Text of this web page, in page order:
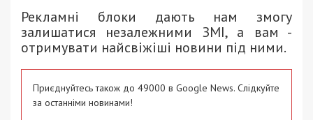
Рекламні блоки дають нам змогу
залишатися незалежними ЗМІ, а вам -
отримувати найсвіжіші новини під ними.
Приєднуйтесь також до 49000 в Google News. Слідкуйте
за останніми новинами!